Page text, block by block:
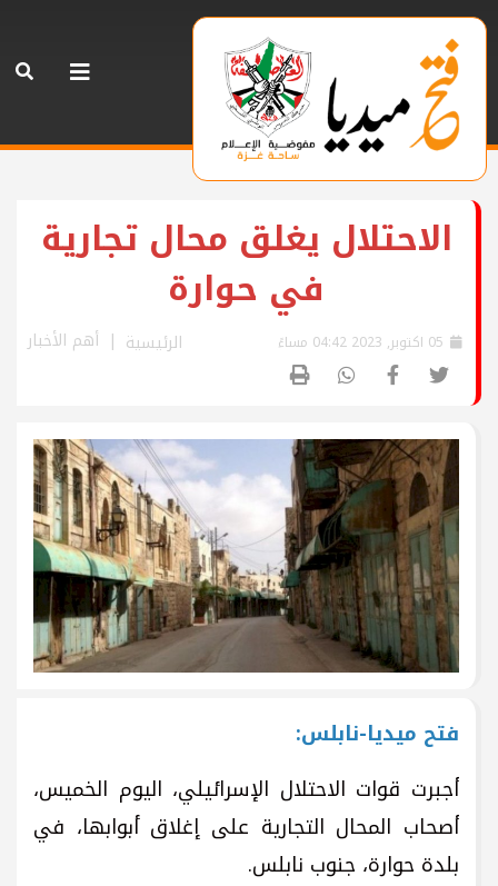
الاحتلال يغلق محال تجارية
في حوارة
الرئيسية أهم الأخبار
فتح ميديا-نابلس:
أجبرت قوات الاحتلال الإسرائيلي، اليوم الخميس،
أصحاب المحال التجارية على إغلاق أبوابها، في
بلدة حوارة، جنوب نابلس.